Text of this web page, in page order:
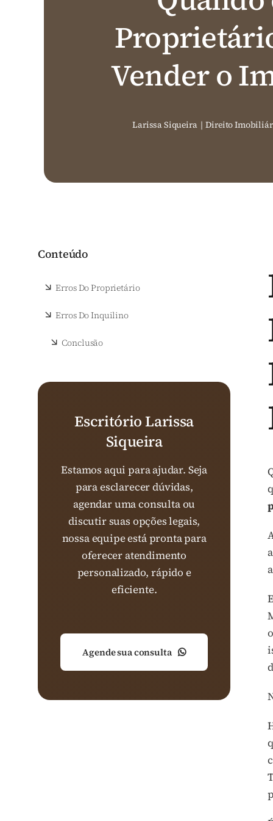
Vender o
Larissa Siqueira | Direito
Conteúdo
Erros Do Proprietário
Erros Do Inquilino
Conclusão
Escritório Larissa
Siqueira
Estamos aqui para ajudar. Seja
para esclarecer dúvidas,
agendar uma consulta ou
discutir suas opções legais,
nossa equipe está pronta para
oferecer atendimento
personalizado, rápido e
eficiente.
Agende sua consulta